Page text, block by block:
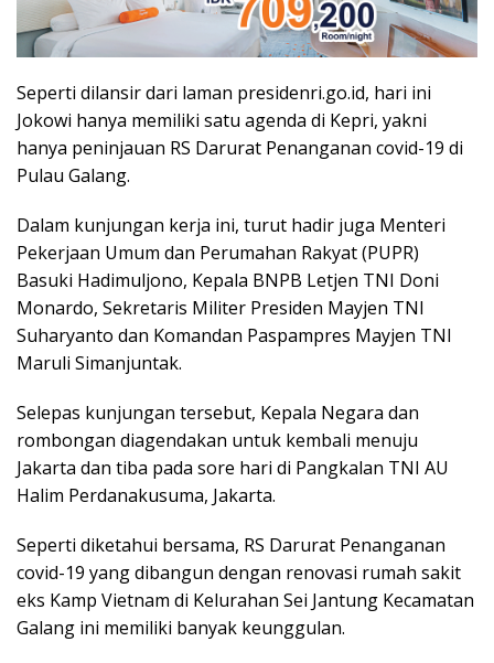
Seperti dilansir dari laman presidenri.go.id, hari ini
Jokowi hanya memiliki satu agenda di Kepri, yakni
hanya peninjauan RS Darurat Penanganan covid-19 di
Pulau Galang.
Dalam kunjungan kerja ini, turut hadir juga Menteri
Pekerjaan Umum dan Perumahan Rakyat (PUPR)
Basuki Hadimuljono, Kepala BNPB Letjen TNI Doni
Monardo, Sekretaris Militer Presiden Mayjen TNI
Suharyanto dan Komandan Paspampres Mayjen TNI
Maruli Simanjuntak.
Selepas kunjungan tersebut, Kepala Negara dan
rombongan diagendakan untuk kembali menuju
Jakarta dan tiba pada sore hari di Pangkalan TNI AU
Halim Perdanakusuma, Jakarta.
Seperti diketahui bersama, RS Darurat Penanganan
covid-19 yang dibangun dengan renovasi rumah sakit
eks Kamp Vietnam di Kelurahan Sei Jantung Kecamatan
Galang ini memiliki banyak keunggulan.